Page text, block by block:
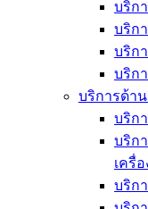
บริก
บริก
บริกา
บริก
บริการด้า
บริก
บริก
เครื่
บริก